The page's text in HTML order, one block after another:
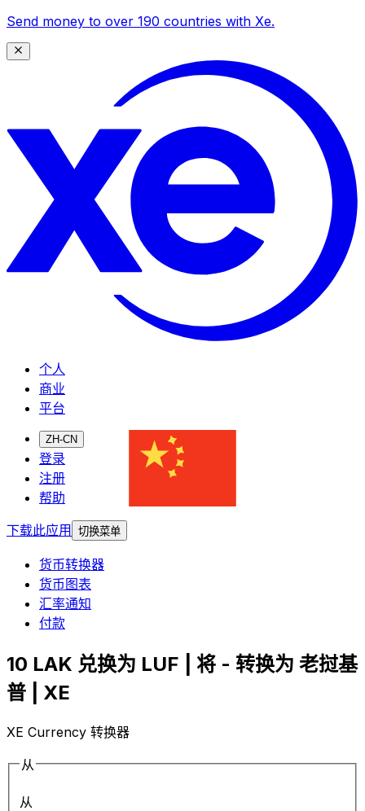
Send money to over 190 countries with Xe.
个人
商业
平台
ZH-CN
登录
注册
帮助
下载此应用
切换菜单
货币转换器
货币图表
汇率通知
付款
10 LAK 兑换为 LUF | 将 - 转换为 老挝基
普 | XE
XE Currency 转换器
从
从